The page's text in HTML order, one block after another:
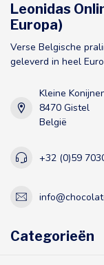
Leonidas
Europa)
Verse Belgische
geleverd in heel
Kleine
8470 Gistel
België
+32 (0)59
Categorieën